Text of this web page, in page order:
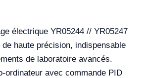
électrique YR05244 // YR05247
haute précision, indispensable
de laboratoire avancés.
ordinateur avec commande PID